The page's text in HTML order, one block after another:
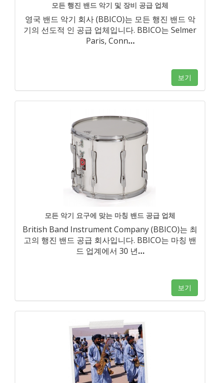
모든 행진 밴드 악기 및 장비 공급 업체
영국 밴드 악기 회사 (BBICO)는 모든 행진 밴드 악
기의 선도적 인 공급 업체입니다. BBICO는 Selmer
Paris, Conn…
보기
모든 악기 요구에 맞는 마칭 밴드 공급 업체
British Band Instrument Company (BBICO)는 최
고의 행진 밴드 공급 회사입니다. BBICO는 마칭 밴
드 업계에서 30 년…
보기